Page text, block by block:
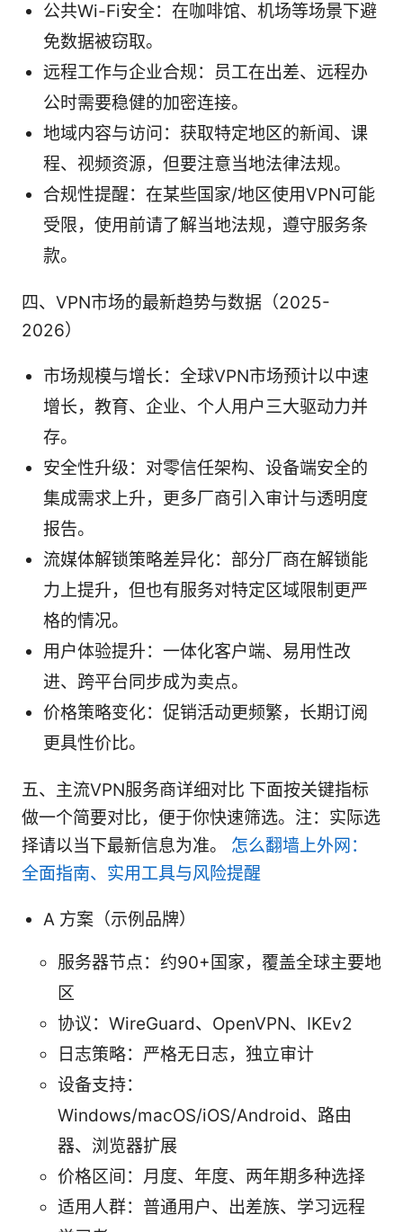
公共Wi-Fi安全：在咖啡馆、机场等场景下避
免数据被窃取。
远程工作与企业合规：员工在出差、远程办
公时需要稳健的加密连接。
地域内容与访问：获取特定地区的新闻、课
程、视频资源，但要注意当地法律法规。
合规性提醒：在某些国家/地区使用VPN可能
受限，使用前请了解当地法规，遵守服务条
款。
四、VPN市场的最新趋势与数据（2025-
2026）
市场规模与增长：全球VPN市场预计以中速
增长，教育、企业、个人用户三大驱动力并
存。
安全性升级：对零信任架构、设备端安全的
集成需求上升，更多厂商引入审计与透明度
报告。
流媒体解锁策略差异化：部分厂商在解锁能
力上提升，但也有服务对特定区域限制更严
格的情况。
用户体验提升：一体化客户端、易用性改
进、跨平台同步成为卖点。
价格策略变化：促销活动更频繁，长期订阅
更具性价比。
五、主流VPN服务商详细对比 下面按关键指标
做一个简要对比，便于你快速筛选。注：实际选
择请以当下最新信息为准。 怎么翻墙上外网：
全面指南、实用工具与风险提醒
A 方案（示例品牌）
服务器节点：约90+国家，覆盖全球主要地
区
协议：WireGuard、OpenVPN、IKEv2
日志策略：严格无日志，独立审计
设备支持：
Windows/macOS/iOS/Android、路由
器、浏览器扩展
价格区间：月度、年度、两年期多种选择
适用人群：普通用户、出差族、学习远程